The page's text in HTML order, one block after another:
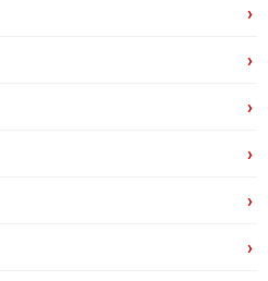
›
›
›
›
›
›